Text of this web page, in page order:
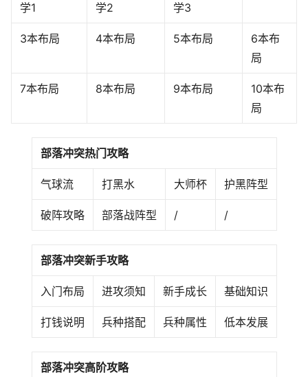
学1
学2
学3
3本布局 4本布局 5本布局
6本布
局
7本布局 8本布局 9本布局
10本布
局
部落冲突热门攻略
气球流 打黑水 大师杯 护黑阵型
破阵攻略 部落战阵型 / /
部落冲突新手攻略
入门布局 进攻须知 新手成长 基础知识
打钱说明 兵种搭配 兵种属性 低本发展
部落冲突高阶攻略